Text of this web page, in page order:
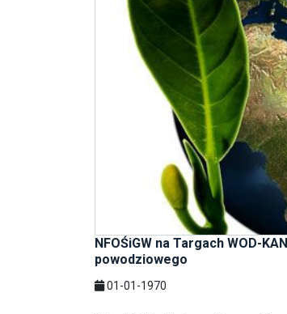
NFOŚiGW na Targach WOD-
powodziowego
01-01-1970